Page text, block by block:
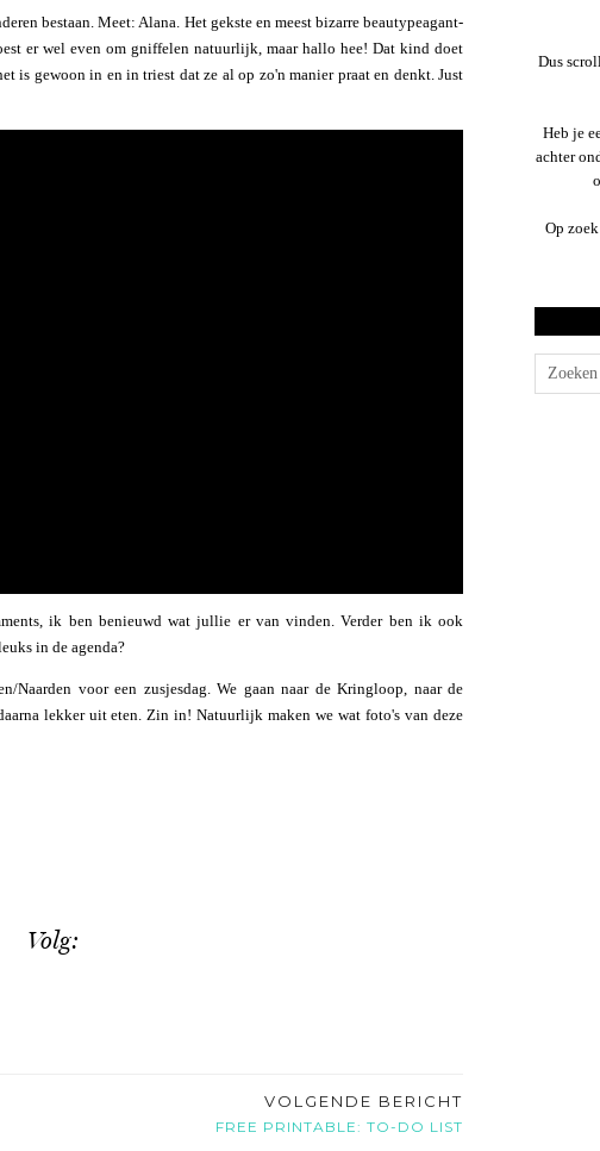
bestaan. Meet: Alana. Het gekste en meest bizarre beautypeagant-
er wel even om gniffelen natuurlijk, maar hallo hee! Dat kind doet
is gewoon in en in triest dat ze al op zo'n manier praat en denkt. Just
ik ben benieuwd wat jullie er van vinden. Verder ben ik ook
in de agenda?
voor een zusjesdag. We gaan naar de Kringloop, naar de
lekker uit eten. Zin in! Natuurlijk maken we wat foto's van deze
Volg:
VOLGENDE BERICHT
FREE PRINTABLE: TO-DO LIST
Dus
Heb je
achter
Op